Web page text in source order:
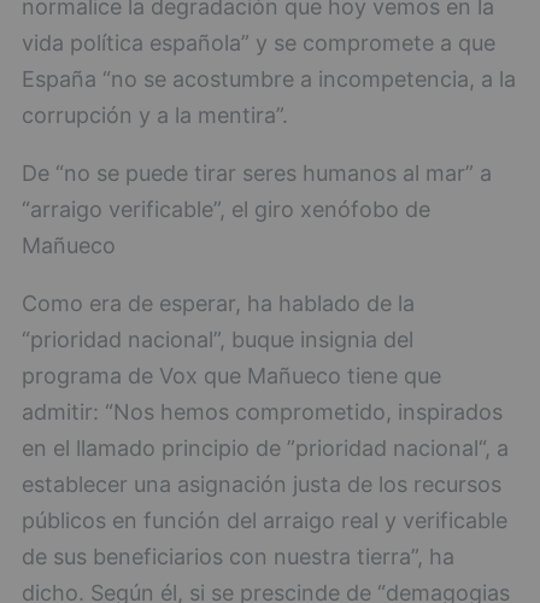
normalice la degradación que hoy vemos en la
vida política española” y se compromete a que
España “no se acostumbre a incompetencia, a la
corrupción y a la mentira”.
De “no se puede tirar seres humanos al mar” a
“arraigo verificable”, el giro xenófobo de
Mañueco
Como era de esperar, ha hablado de la
“prioridad nacional”, buque insignia del
programa de Vox que Mañueco tiene que
admitir: “Nos hemos comprometido, inspirados
en el llamado principio de ”prioridad nacional“, a
establecer una asignación justa de los recursos
públicos en función del arraigo real y verificable
de sus beneficiarios con nuestra tierra”, ha
dicho. Según él, si se prescinde de “demagogias